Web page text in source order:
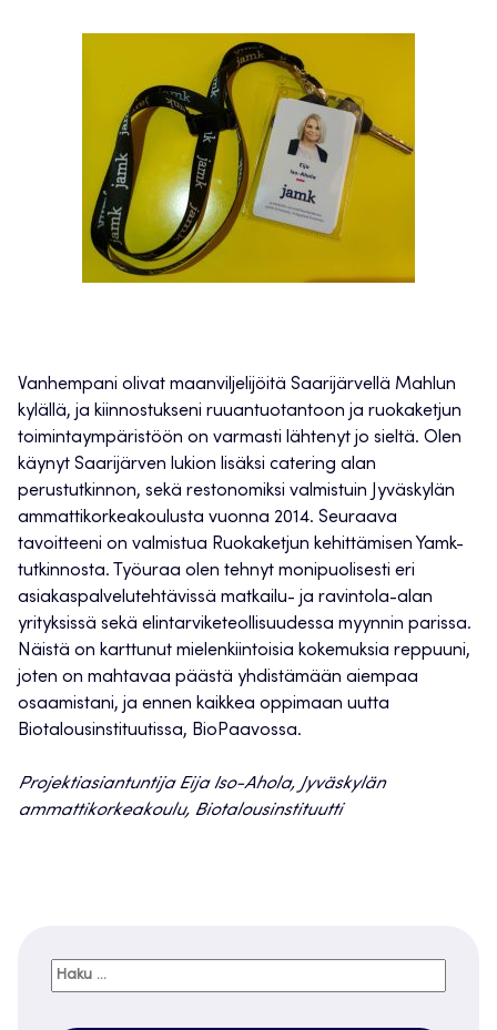
Vanhempani olivat maanviljelijöitä Saarijärvellä Mahlun
kylällä, ja kiinnostukseni ruuantuotantoon ja ruokaketjun
toimintaympäristöön on varmasti lähtenyt jo sieltä. Olen
käynyt Saarijärven lukion lisäksi catering alan
perustutkinnon, sekä restonomiksi valmistuin Jyväskylän
ammattikorkeakoulusta vuonna 2014. Seuraava
tavoitteeni on valmistua Ruokaketjun kehittämisen Yamk-
tutkinnosta. Työuraa olen tehnyt monipuolisesti eri
asiakaspalvelutehtävissä matkailu- ja ravintola-alan
yrityksissä sekä elintarviketeollisuudessa myynnin parissa.
Näistä on karttunut mielenkiintoisia kokemuksia reppuuni,
joten on mahtavaa päästä yhdistämään aiempaa
osaamistani, ja ennen kaikkea oppimaan uutta
Biotalousinstituutissa, BioPaavossa.
Projektiasiantuntija Eija Iso-Ahola, Jyväskylän
ammattikorkeakoulu, Biotalousinstituutti
Haku: